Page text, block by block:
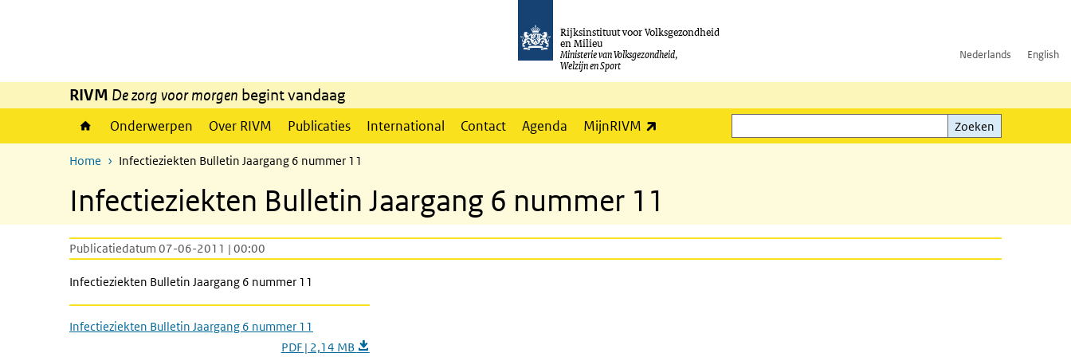
Rijksinstituut voor Volksgezondheid
en Milieu
Ministerie van Volksgezondheid,
Welzijn en Sport
Nederlands English
RIVM De zorg voor morgen begint vandaag
Onderwerpen Over RIVM Publicaties International Contact Agenda MijnRIVM
Zoeken
Zoeken
Home Infectieziekten Bulletin Jaargang 6 nummer 11
Infectieziekten Bulletin Jaargang 6 nummer 11
Publicatiedatum 07-06-2011 | 00:00
Infectieziekten Bulletin Jaargang 6 nummer 11
Infectieziekten Bulletin Jaargang 6 nummer 11
PDF | 2,14 MB